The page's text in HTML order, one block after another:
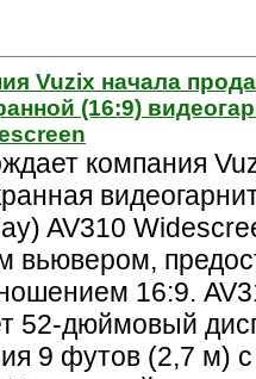
Vuzix начала
(16:9)
компания
AV310
вьювером,
16:9.
52-дюймовый
9 футов (2,7 м) с